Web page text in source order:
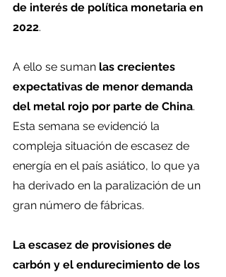
de interés de política monetaria en
2022.
A ello se suman las crecientes
expectativas de menor demanda
del metal rojo por parte de China.
Esta semana se evidenció la
compleja situación de escasez de
energía en el país asiático, lo que ya
ha derivado en la paralización de un
gran número de fábricas.
La escasez de provisiones de
carbón y el endurecimiento de los